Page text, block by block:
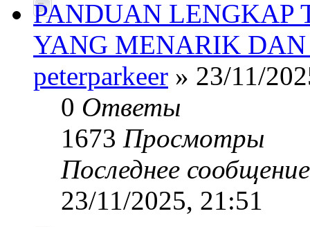
PANDUAN LENGKAP
YANG MENARIK
peterparkeer » 23/11/
0 Ответы
1673 Просмотры
Последнее
23/11/2025, 21:51